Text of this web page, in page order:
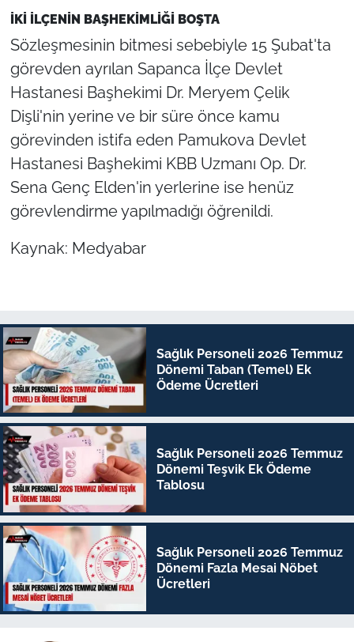
İKİ İLÇENİN BAŞHEKİMLİĞİ BOŞTA
Sözleşmesinin bitmesi sebebiyle 15 Şubat'ta
görevden ayrılan Sapanca İlçe Devlet
Hastanesi Başhekimi Dr. Meryem Çelik
Dişli'nin yerine ve bir süre önce kamu
görevinden istifa eden Pamukova Devlet
Hastanesi Başhekimi KBB Uzmanı Op. Dr.
Sena Genç Elden'in yerlerine ise henüz
görevlendirme yapılmadığı öğrenildi.
Kaynak: Medyabar
Sağlık Personeli 2026 Temmuz
Dönemi Taban (Temel) Ek
Ödeme Ücretleri
Sağlık Personeli 2026 Temmuz
Dönemi Teşvik Ek Ödeme
Tablosu
Sağlık Personeli 2026 Temmuz
Dönemi Fazla Mesai Nöbet
Ücretleri